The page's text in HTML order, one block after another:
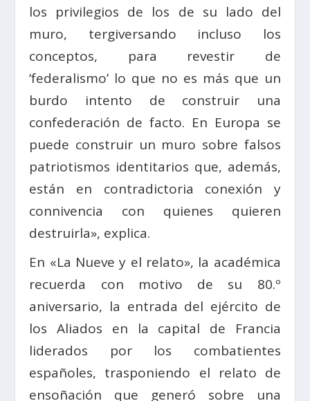
los privilegios de los de su lado del
muro, tergiversando incluso los
conceptos, para revestir de
‘federalismo’ lo que no es más que un
burdo intento de construir una
confederación de facto. En Europa se
puede construir un muro sobre falsos
patriotismos identitarios que, además,
están en contradictoria conexión y
connivencia con quienes quieren
destruirla», explica.
En «La Nueve y el relato», la académica
recuerda con motivo de su 80.º
aniversario, la entrada del ejército de
los Aliados en la capital de Francia
liderados por los combatientes
españoles, trasponiendo el relato de
ensoñación que generó sobre una